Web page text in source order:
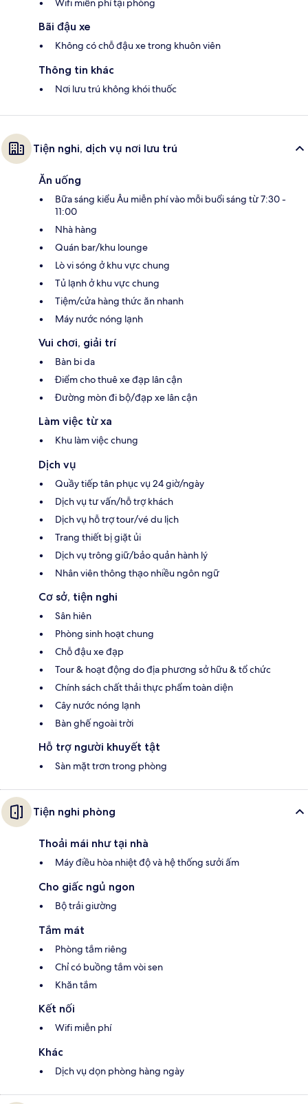
Wifi miễn phí tại phòng
Bãi đậu xe
Không có chỗ đậu xe trong khuôn viên
Thông tin khác
Nơi lưu trú không khói thuốc
Tiện nghi, dịch vụ nơi lưu trú
Ăn uống
Bữa sáng kiểu Âu miễn phí vào mỗi buổi sáng từ 7:30 -
11:00
Nhà hàng
Quán bar/khu lounge
Lò vi sóng ở khu vực chung
Tủ lạnh ở khu vực chung
Tiệm/cửa hàng thức ăn nhanh
Máy nước nóng lạnh
Vui chơi, giải trí
Bàn bi da
Điểm cho thuê xe đạp lân cận
Đường mòn đi bộ/đạp xe lân cận
Làm việc từ xa
Khu làm việc chung
Dịch vụ
Quầy tiếp tân phục vụ 24 giờ/ngày
Dịch vụ tư vấn/hỗ trợ khách
Dịch vụ hỗ trợ tour/vé du lịch
Trang thiết bị giặt ủi
Dịch vụ trông giữ/bảo quản hành lý
Nhân viên thông thạo nhiều ngôn ngữ
Cơ sở, tiện nghi
Sân hiên
Phòng sinh hoạt chung
Chỗ đậu xe đạp
Tour & hoạt động do địa phương sở hữu & tổ chức
Chính sách chất thải thực phẩm toàn diện
Cây nước nóng lạnh
Bàn ghế ngoài trời
Hỗ trợ người khuyết tật
Sàn mặt trơn trong phòng
Tiện nghi phòng
Thoải mái như tại nhà
Máy điều hòa nhiệt độ và hệ thống sưởi ấm
Cho giấc ngủ ngon
Bộ trải giường
Tắm mát
Phòng tắm riêng
Chỉ có buồng tắm vòi sen
Khăn tắm
Kết nối
Wifi miễn phí
Khác
Dịch vụ dọn phòng hàng ngày